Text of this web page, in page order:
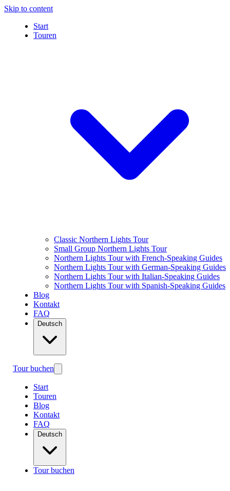
Skip to content
Start
Touren
Classic Northern Lights Tour
Small Group Northern Lights Tour
Northern Lights Tour with French-Speaking Guides
Northern Lights Tour with German-Speaking Guides
Northern Lights Tour with Italian-Speaking Guides
Northern Lights Tour with Spanish-Speaking Guides
Blog
Kontakt
FAQ
Deutsch
Tour buchen
Start
Touren
Blog
Kontakt
FAQ
Deutsch
Tour buchen